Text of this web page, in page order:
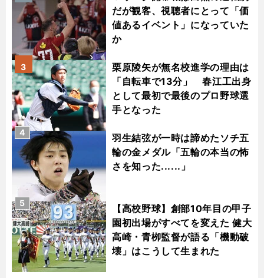
だが観客、視聴者にとって「価
値あるイベント」になっていた
か
栗原陵矢が無名校進学の理由は
「自転車で13分」 春江工出身
として最初で最後のプロ野球選
手となった
3
羽生結弦が一時は諦めたソチ五
輪の金メダル「五輪の本当の怖
さを知った......」
4
【高校野球】創部10年目の甲子
園初出場がすべてを変えた 健大
高崎・青栁監督が語る「機動破
壊」はこうして生まれた
5